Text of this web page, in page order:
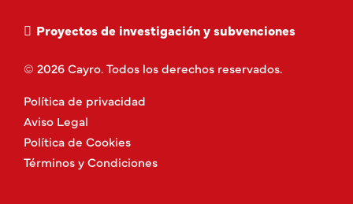
Proyectos de investigación y subvenciones
© 2026 Cayro. Todos los derechos reservados.
Política de privacidad
Aviso Legal
Política de Cookies
Términos y Condiciones